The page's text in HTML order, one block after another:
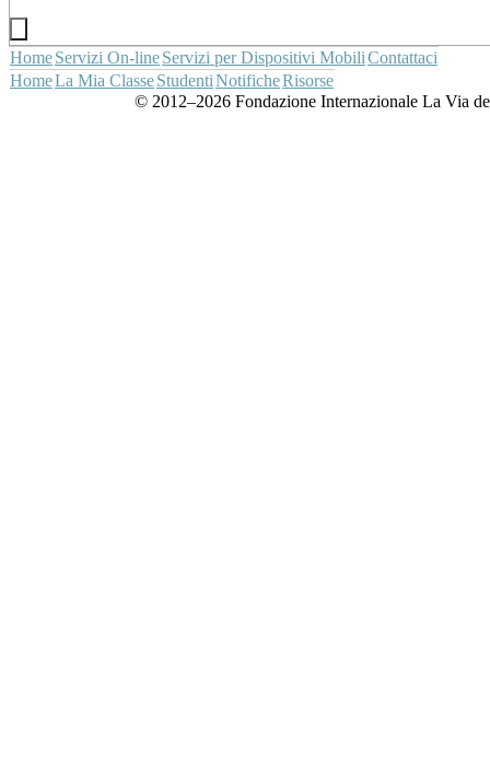
HomeServizi On-lineServizi per Dispositivi MobiliContattaci
HomeLa Mia ClasseStudentiNotificheRisorse
© 2012–2026 Fondazione Internazionale La Via